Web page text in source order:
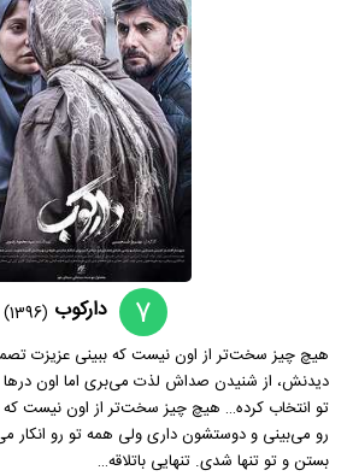
7 دارکوب (1396)
هیچ چیز سخت‌تر از اون نیست که ببینی عزیزت
دیدنش، از شنیدن صداش لذت می‌بری اما اون درها
تو انتخاب کرده… هیچ چیز سخت‌تر از اون نیست که
رو می‌بینی و دوستشون داری ولی همه تو رو انکار
بستن و تو تنها شدی. تنهایی باتلاقه…